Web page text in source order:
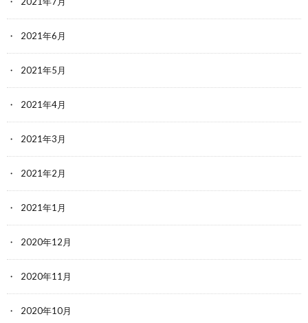
2021年6月
2021年5月
2021年4月
2021年3月
2021年2月
2021年1月
2020年12月
2020年11月
2020年10月